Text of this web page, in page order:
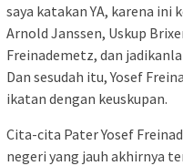
saya katakan YA, karena ini
Arnold Janssen, Uskup
Freinademetz, dan
Dan sesudah itu, Yosef
ikatan dengan keuskupan.
Cita-cita Pater Yosef
negeri yang jauh akhirnya